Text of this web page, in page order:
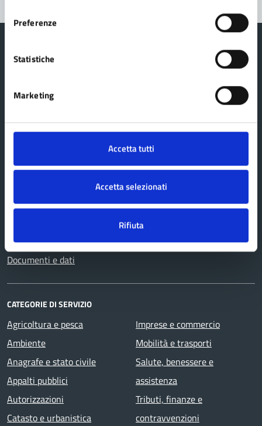
Preferenze
Statistiche
Marketing
Accetta tutti
Accetta selezionati
Rifiuta
Comune di Fanano
Aree amministrative
Uffici
Enti e fondazioni
Documenti e dati
CATEGORIE DI SERVIZIO
Agricoltura e pesca
Ambiente
Anagrafe e stato civile
Appalti pubblici
Autorizzazioni
Catasto e urbanistica
Imprese e commercio
Mobilità e trasporti
Salute, benessere e
assistenza
Tributi, finanze e
contravvenzioni